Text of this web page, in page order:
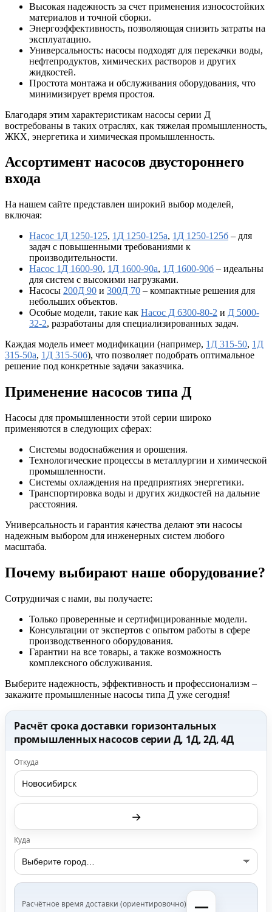
Высокая надежность за счет применения износостойких
материалов и точной сборки.
Энергоэффективность, позволяющая снизить затраты на
эксплуатацию.
Универсальность: насосы подходят для перекачки воды,
нефтепродуктов, химических растворов и других
жидкостей.
Простота монтажа и обслуживания оборудования, что
минимизирует время простоя.
Благодаря этим характеристикам насосы серии Д
востребованы в таких отраслях, как тяжелая промышленность,
ЖКХ, энергетика и химическая промышленность.
Ассортимент насосов двустороннего
входа
На нашем сайте представлен широкий выбор моделей,
включая:
Насос 1Д 1250-125, 1Д 1250-125а, 1Д 1250-125б – для
задач с повышенными требованиями к
производительности.
Насос 1Д 1600-90, 1Д 1600-90а, 1Д 1600-90б – идеальны
для систем с высокими нагрузками.
Насосы 200Д 90 и 300Д 70 – компактные решения для
небольших объектов.
Особые модели, такие как Насос Д 6300-80-2 и Д 5000-
32-2, разработаны для специализированных задач.
Каждая модель имеет модификации (например, 1Д 315-50, 1Д
315-50а, 1Д 315-50б), что позволяет подобрать оптимальное
решение под конкретные задачи заказчика.
Применение насосов типа Д
Насосы для промышленности этой серии широко
применяются в следующих сферах:
Системы водоснабжения и орошения.
Технологические процессы в металлургии и химической
промышленности.
Системы охлаждения на предприятиях энергетики.
Транспортировка воды и других жидкостей на дальние
расстояния.
Универсальность и гарантия качества делают эти насосы
надежным выбором для инженерных систем любого
масштаба.
Почему выбирают наше оборудование?
Сотрудничая с нами, вы получаете:
Только проверенные и сертифицированные модели.
Консультации от экспертов с опытом работы в сфере
производственного оборудования.
Гарантии на все товары, а также возможность
комплексного обслуживания.
Выберите надежность, эффективность и профессионализм –
закажите промышленные насосы типа Д уже сегодня!
Расчёт срока доставки горизонтальных
промышленных насосов серии Д, 1Д, 2Д, 4Д
Откуда
Новосибирск
→
Куда
Расчётное время доставки (ориентировочно) —